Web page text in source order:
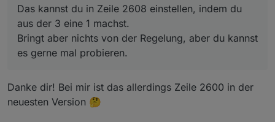
einstellen kann?
der 3 eine 1 machst.
Bringt aber nichts von der Regelung, aber du kannst es
gerne mal probieren.
Das kannst du in Zeile 2608 einstellen, indem du
aus der 3 eine 1 machst.
Bringt aber nichts von der Regelung, aber du kannst
es gerne mal probieren.
Danke dir! Bei mir ist das allerdings Zeile 2600 in der
neuesten Version 🤔